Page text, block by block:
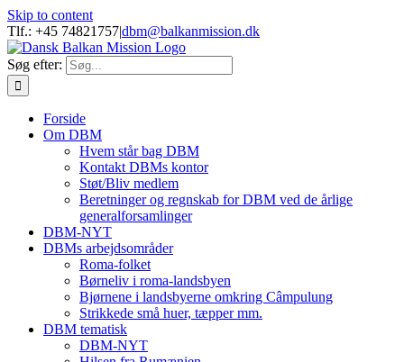
Skip to content
Tlf.: +45 74821757|dbm@balkanmission.dk
Søg efter:
Forside
Om DBM
Hvem står bag DBM
Kontakt DBMs kontor
Støt/Bliv medlem
Beretninger og regnskab for DBM ved de årlige
generalforsamlinger
DBM-NYT
DBMs arbejdsområder
Roma-folket
Børneliv i roma-landsbyen
Bjørnene i landsbyerne omkring Câmpulung
Strikkede små huer, tæpper mm.
DBM tematisk
DBM-NYT